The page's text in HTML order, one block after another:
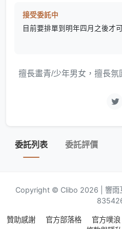
接受委託中
目前要排單到明年四月之後才
擅長畫青/少年男女，擅長氛
委託列表 委託評價
Copyright © Clibo 2026 | 響雨
贊助感謝 官方部落格 官方噗浪